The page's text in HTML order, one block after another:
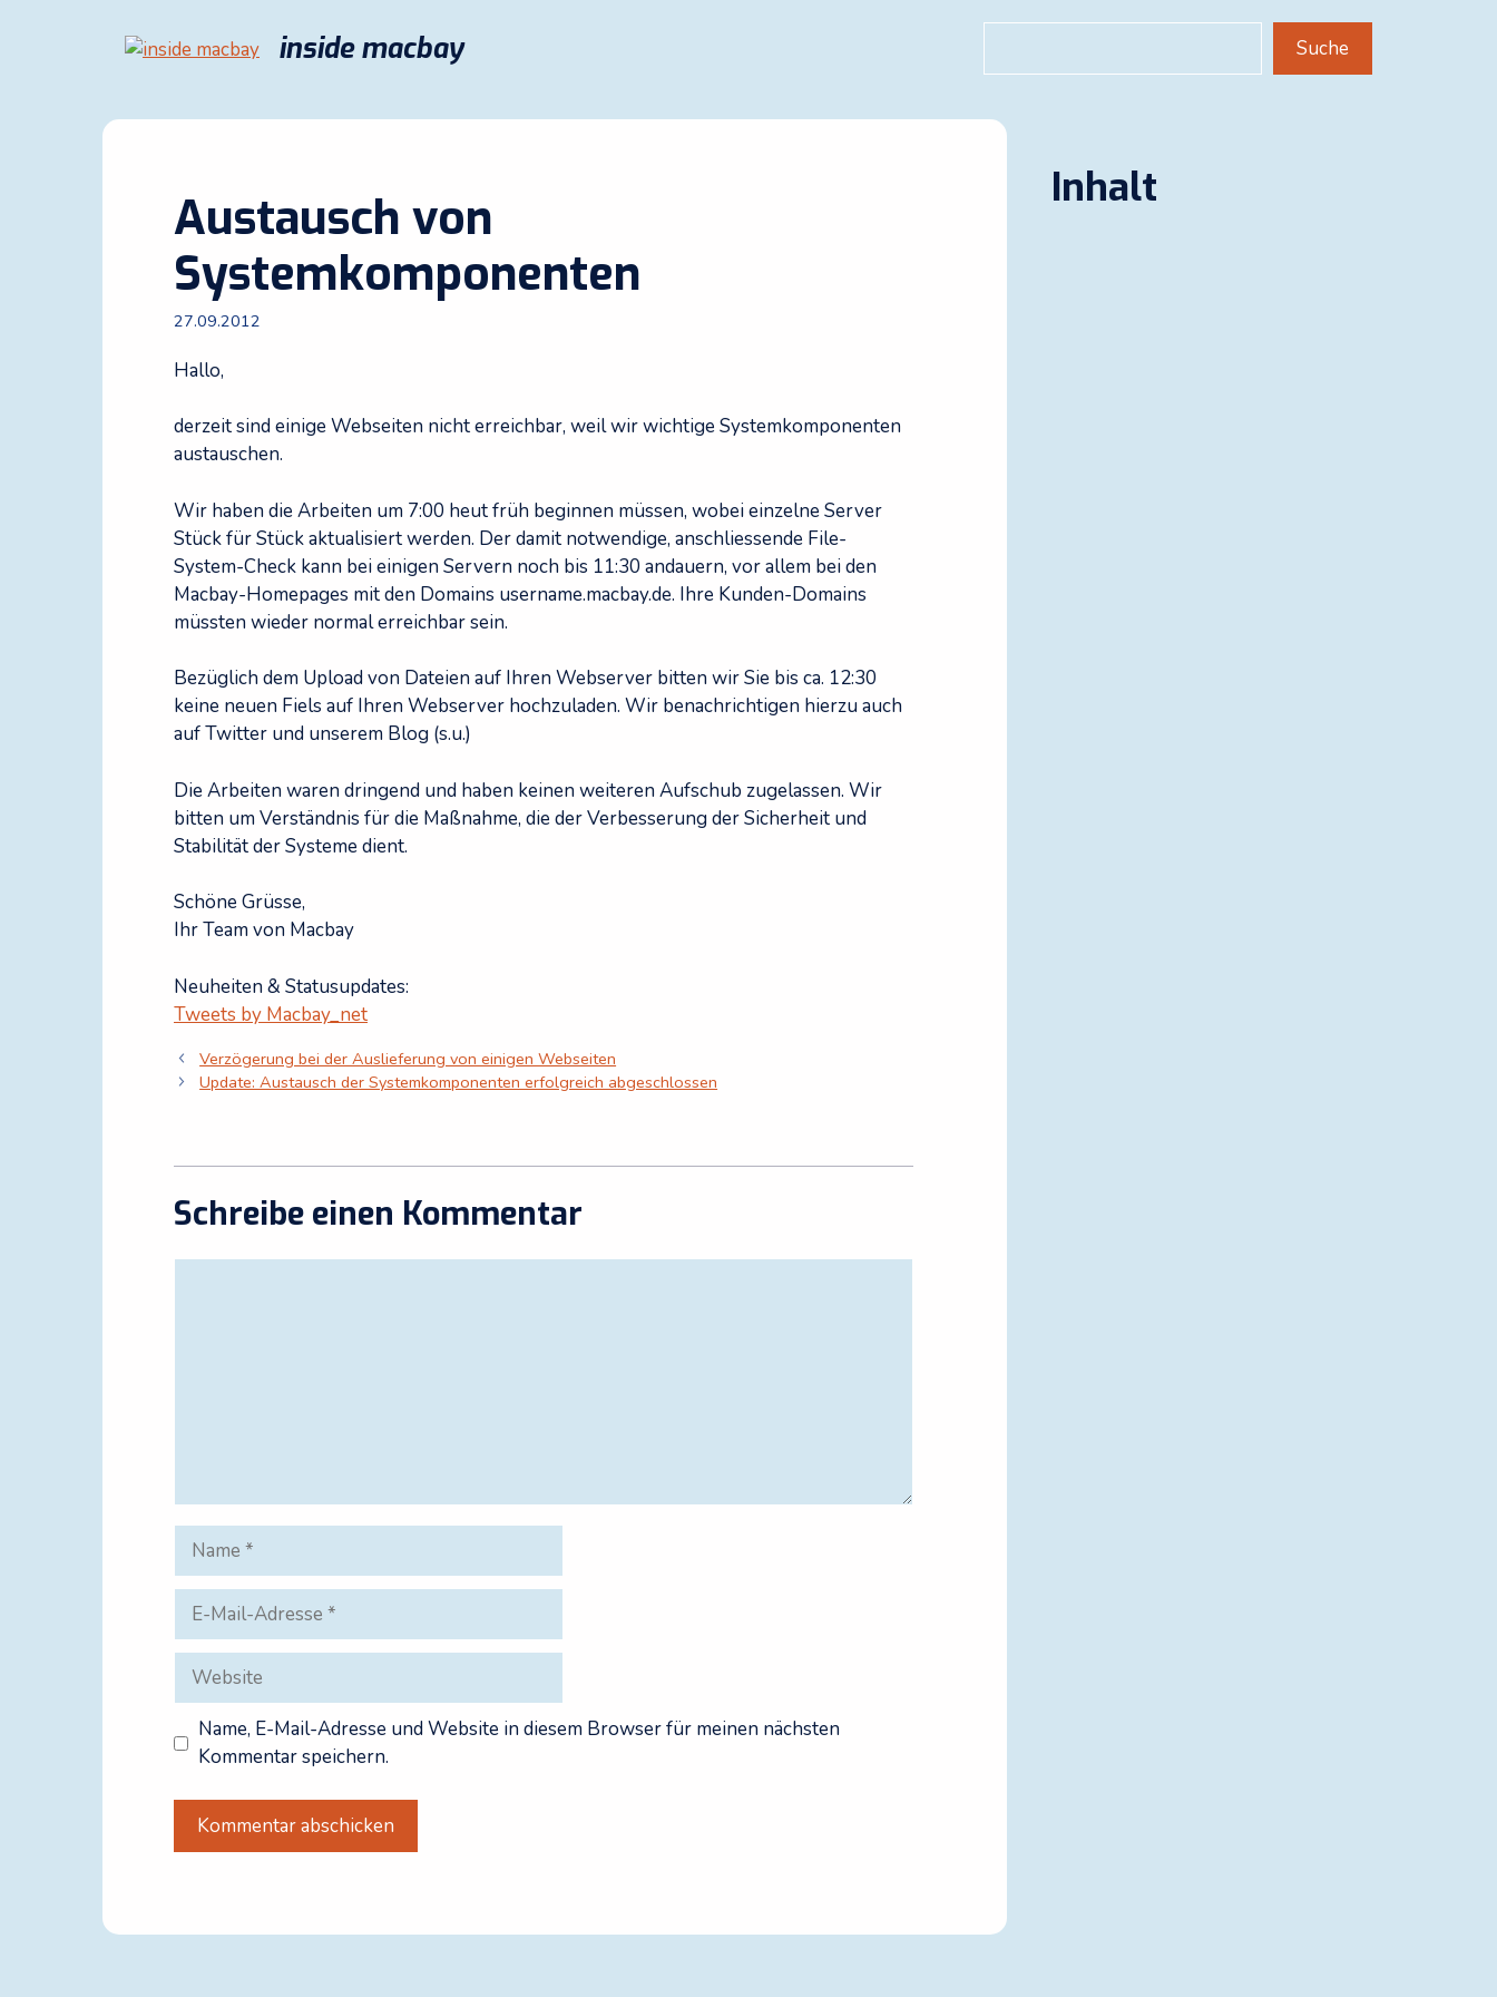
inside macbay Suche
Austausch von
Systemkomponenten
27.09.2012
Hallo,
derzeit sind einige Webseiten nicht erreichbar, weil wir wichtige Systemkomponenten
austauschen.
Wir haben die Arbeiten um 7:00 heut früh beginnen müssen, wobei einzelne Server
Stück für Stück aktualisiert werden. Der damit notwendige, anschliessende File-
System-Check kann bei einigen Servern noch bis 11:30 andauern, vor allem bei den
Macbay-Homepages mit den Domains username.macbay.de. Ihre Kunden-Domains
müssten wieder normal erreichbar sein.
Bezüglich dem Upload von Dateien auf Ihren Webserver bitten wir Sie bis ca. 12:30
keine neuen Fiels auf Ihren Webserver hochzuladen. Wir benachrichtigen hierzu auch
auf Twitter und unserem Blog (s.u.)
Die Arbeiten waren dringend und haben keinen weiteren Aufschub zugelassen. Wir
bitten um Verständnis für die Maßnahme, die der Verbesserung der Sicherheit und
Stabilität der Systeme dient.
Schöne Grüsse,
Ihr Team von Macbay
Neuheiten & Statusupdates:
Tweets by Macbay_net
Verzögerung bei der Auslieferung von einigen Webseiten
Update: Austausch der Systemkomponenten erfolgreich abgeschlossen
Schreibe einen Kommentar
Name
Mail-
Adresse
Website
Name, E-Mail-Adresse und Website in diesem Browser für meinen nächsten
Kommentar speichern.
Inhalt